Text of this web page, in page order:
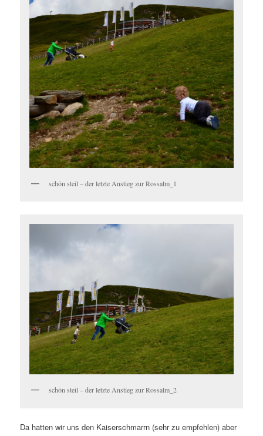
schön steil – der letzte Anstieg zur Rossalm_1
schön steil – der letzte Anstieg zur Rossalm_2
Da hatten wir uns den Kaiserschmarrn (sehr zu empfehlen) aber